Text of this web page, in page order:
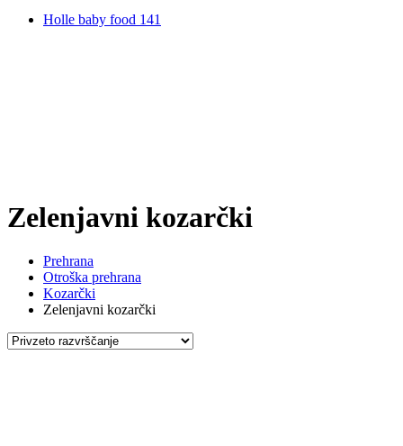
Holle baby food 141
Zelenjavni kozarčki
Prehrana
Otroška prehrana
Kozarčki
Zelenjavni kozarčki